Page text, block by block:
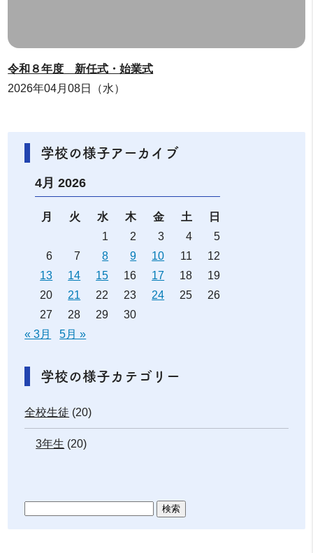
令和８年度 新任式・始業式
2026年04月08日（水）
学校の様子アーカイブ
4月 2026
月 火 水 木 金 土
日
1
2 3 4
5
6
7 8 9 10 11
12
13
14 15 16 17 18
19
20
21 22 23 24 25
26
27
28 29
30
« 3月
5月 »
学校の様子カテゴリー
全校生徒 (20)
3年生 (20)